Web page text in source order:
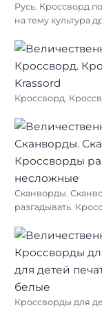
Русь. Кроссворд
на тему культура
Кроссворд.
Сканворды.
разгадывать.
Кроссворды для